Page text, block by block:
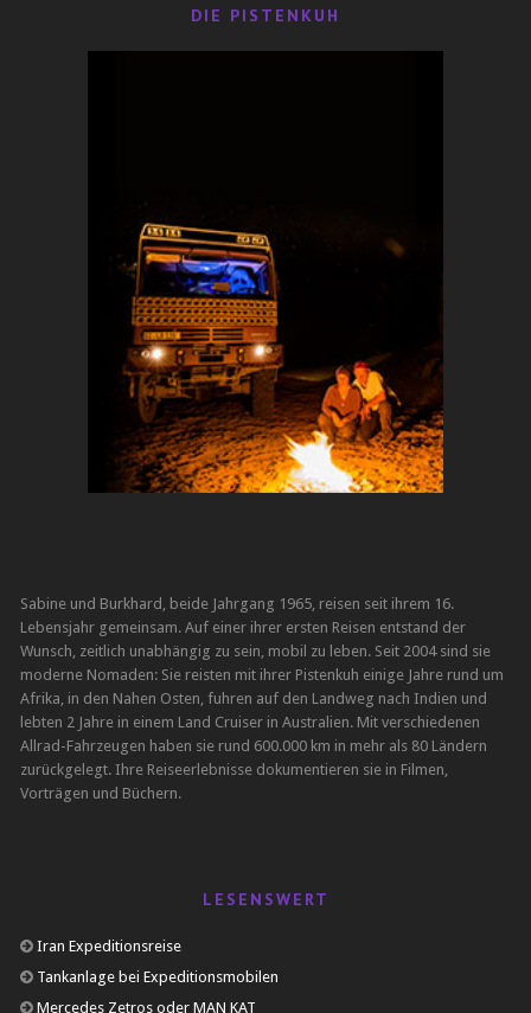
DIE PISTENKUH
Sabine und Burkhard, beide Jahrgang 1965, reisen seit ihrem 16.
Lebensjahr gemeinsam. Auf einer ihrer ersten Reisen entstand der
Wunsch, zeitlich unabhängig zu sein, mobil zu leben. Seit 2004 sind sie
moderne Nomaden: Sie reisten mit ihrer Pistenkuh einige Jahre rund um
Afrika, in den Nahen Osten, fuhren auf den Landweg nach Indien und
lebten 2 Jahre in einem Land Cruiser in Australien. Mit verschiedenen
Allrad-Fahrzeugen haben sie rund 600.000 km in mehr als 80 Ländern
zurückgelegt. Ihre Reiseerlebnisse dokumentieren sie in Filmen,
Vorträgen und Büchern.
LESENSWERT
Iran Expeditionsreise
Tankanlage bei Expeditionsmobilen
Mercedes Zetros oder MAN KAT